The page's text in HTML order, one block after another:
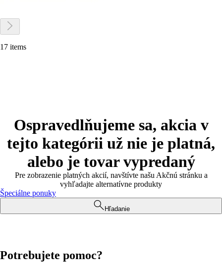
17 items
Ospravedlňujeme sa, akcia v
tejto kategórii už nie je platná,
alebo je tovar vypredaný
Pre zobrazenie platných akcií, navštívte našu Akčnú stránku a
vyhľadajte alternatívne produkty
Špeciálne ponuky
Hľadanie
Potrebujete pomoc?